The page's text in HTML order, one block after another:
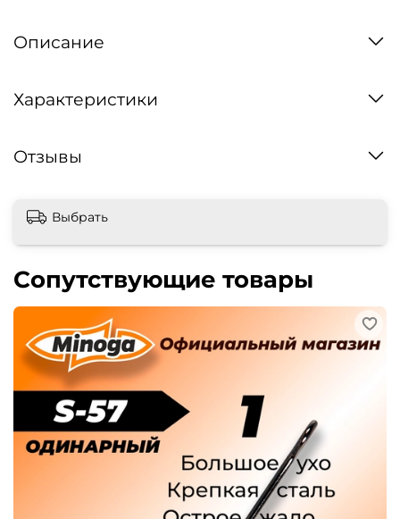
Описание
Характеристики
Отзывы
Выбрать
Сопутствующие товары